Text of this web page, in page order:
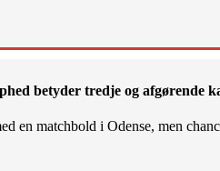
betyder tredje og afgørende
en matchbold i Odense, men